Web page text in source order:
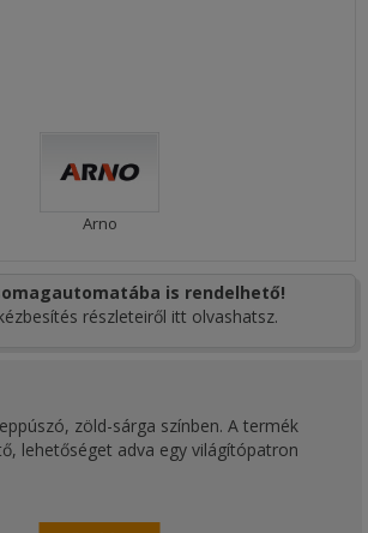
Arno
is rendelhető!
részleteiről itt olvashatsz.
zöld-sárga színben. A termék
lehetőséget adva egy világítópatron
képest a különlegessége mégis a modern